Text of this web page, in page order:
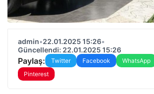
admin•22.01.2025 15:26•
Güncellendi: 22.01.2025 15:26
Paylaş: Twitter Facebook WhatsApp
Pinterest